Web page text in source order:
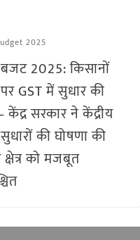
2025
2025: किसानों
GST में सुधार की
सरकार ने केंद्रीय
की घोषणा की
को मजबूत